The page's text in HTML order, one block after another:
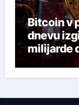
Bitcoin v
dnevu
milijarde